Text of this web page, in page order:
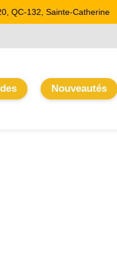
132, Sainte-Catherine
Nouveautés